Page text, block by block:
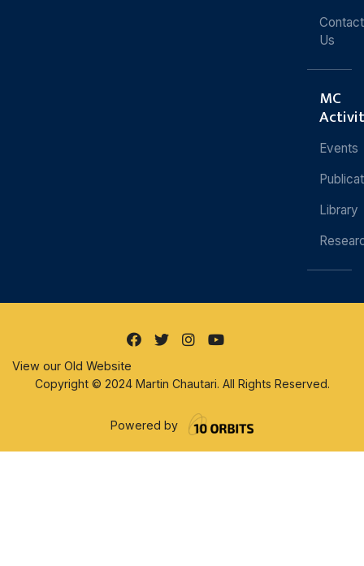
Contact
Us
MC
Events
Library
View our Old Website
Copyright © 2024 Martin Chautari. All Rights Reserved.
Powered by